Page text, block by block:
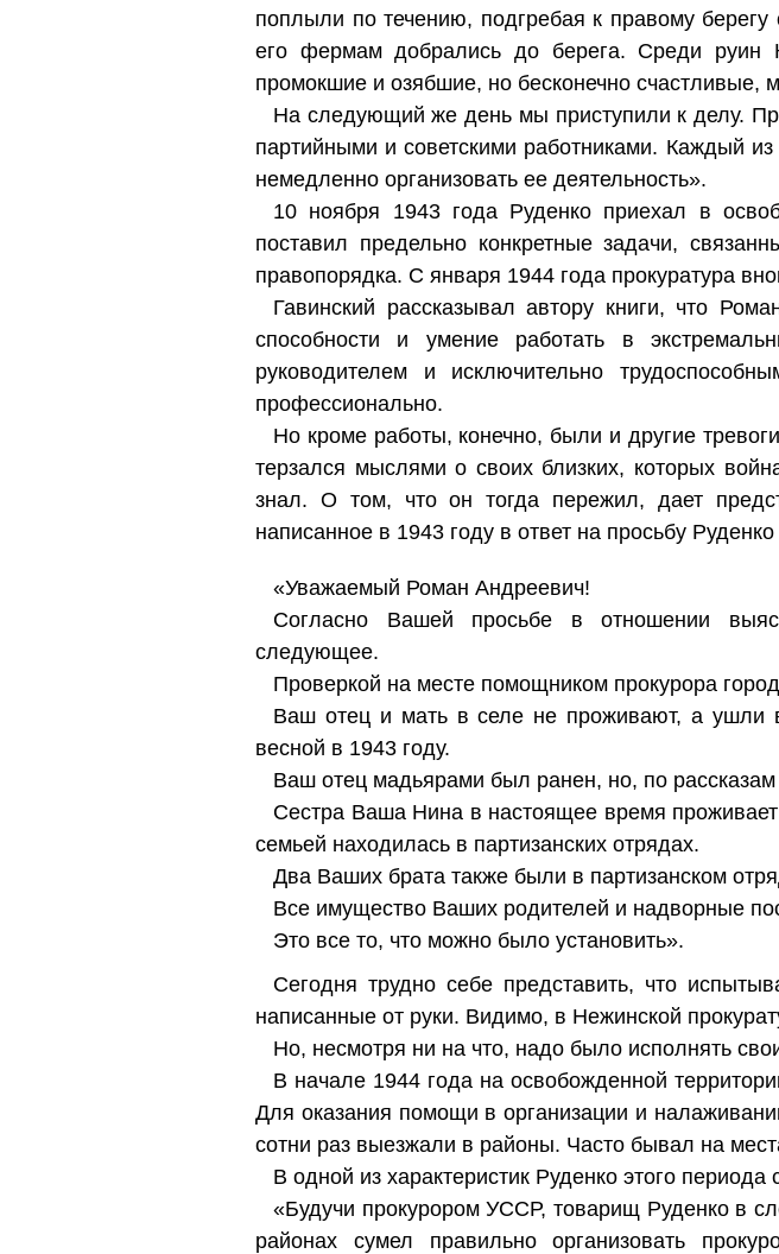
поплыли по течению, подгребая к правому
его фермам добрались до берега. Среди
промокшие и озябшие, но бесконечно
На следующий же день мы приступили к делу.
партийными и советскими работниками. Каждый
немедленно организовать ее деятельность».
10 ноября 1943 года Руденко приехал в
поставил предельно конкретные задачи,
правопорядка. С января 1944 года прокуратура
Гавинский рассказывал автору книги, что
способности и умение работать в
руководителем и исключительно
профессионально.
Но кроме работы, конечно, были и другие
терзался мыслями о своих близких, которых
знал. О том, что он тогда пережил, дает
написанное в 1943 году в ответ на просьбу
«Уважаемый Роман Андреевич!
Согласно Вашей просьбе в отношении
следующее.
Проверкой на месте помощником прокурора
Ваш отец и мать в селе не проживают, а ушли
весной в 1943 году.
Ваш отец мадьярами был ранен, но, по
Сестра Ваша Нина в настоящее время
семьей находилась в партизанских отрядах.
Два Ваших брата также были в партизанском
Все имущество Ваших родителей и надворные
Это все то, что можно было установить».
Сегодня трудно себе представить, что
написанные от руки. Видимо, в Нежинской
Но, несмотря ни на что, надо было исполнять
В начале 1944 года на освобожденной
Для оказания помощи в организации и
сотни раз выезжали в районы. Часто бывал на
В одной из характеристик Руденко этого периода
«Будучи прокурором УССР, товарищ Руденко в
районах сумел правильно организовать